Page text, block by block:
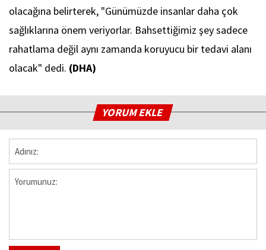
olacağına belirterek, "Günümüzde insanlar daha çok
sağlıklarına önem veriyorlar. Bahsettiğimiz şey sadece
rahatlama değil aynı zamanda koruyucu bir tedavi alanı
olacak" dedi. (DHA)
YORUM EKLE